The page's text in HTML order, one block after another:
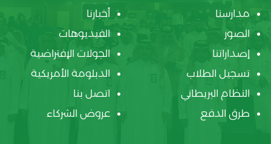
مدارسنا
أخبارنا
الصور
الفيديوهات
إصداراتنا
الجولات الإفتراضية
تسجيل الطلاب
الدبلومة الأمريكية
النظام البريطاني
اتصل بنا
طرق الدفع
عروض الشركاء